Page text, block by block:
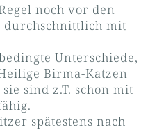
noch vor den
durchschnittlich mit
Unterschiede,
Birma-Katzen
sind z.T. schon mit
spätestens nach